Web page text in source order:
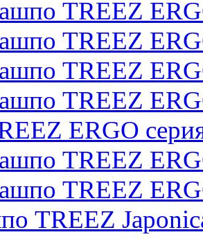
TREEZ
TREEZ
TREEZ
TREEZ
ERGO
TREEZ
TREEZ
TREEZ